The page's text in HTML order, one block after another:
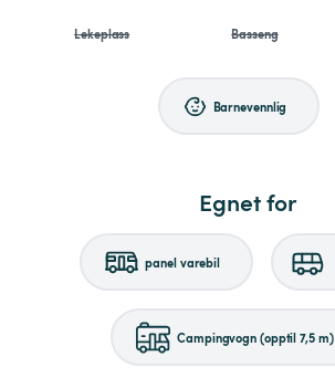
Lekeplass Basseng
Barnevennlig
Egnet for
panel varebil
Campingvogn (opptil 7,5 m)